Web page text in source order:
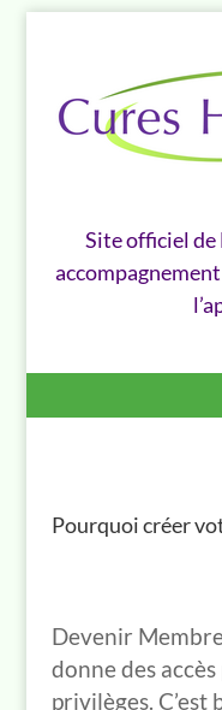
Site officiel
Pourquoi créer
Devenir
donne des
privilèges.